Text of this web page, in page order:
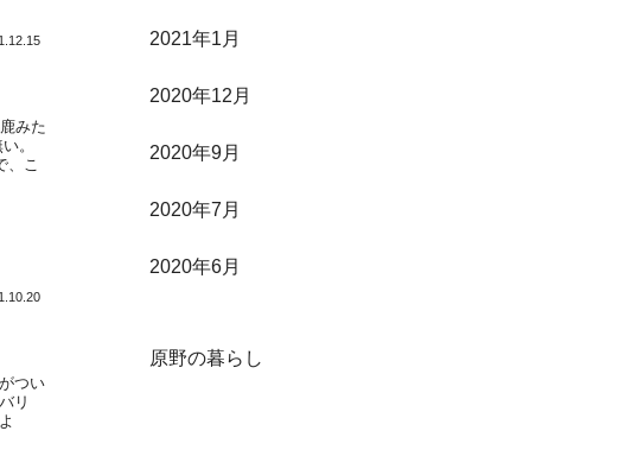
みた
。
、こ
つい
リ
2021年1月
2020年12月
2020年9月
2020年7月
2020年6月
原野の暮らし